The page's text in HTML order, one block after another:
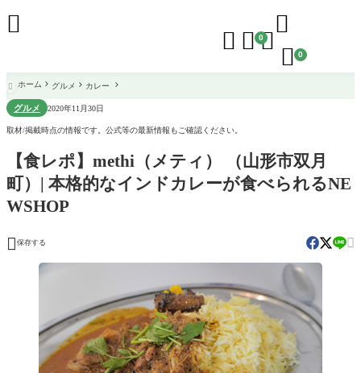
  0

 0

 ホーム グルメ カレー
グルメ 2020年11月30日
取材/掲載時点の情報です。公式等の最新情報もご確認ください。
【食レポ】methi（メティ） （山形市双月
町）| 本格的なインドカレーが食べられるNE
WSHOP
 保存する 